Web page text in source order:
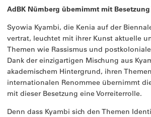
AdBK Nürnberg übernimmt mit
Syowia Kyambi, die Kenia auf der
vertrat, leuchtet mit ihrer Kunst aktuelle
Themen wie Rassismus und
Dank der einzigartigen Mischung aus
akademischem Hintergrund, ihren
internationalen Renommee übernimmt
mit dieser Besetzung eine Vorreiterrolle.
Denn dass Kyambi sich den Themen